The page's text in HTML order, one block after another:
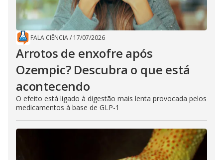
FALA CIÊNCIA/ 17/07/2026
Arrotos de enxofre após
Ozempic? Descubra o que está
acontecendo
O efeito está ligado à digestão mais lenta provocada pelos
medicamentos à base de GLP-1